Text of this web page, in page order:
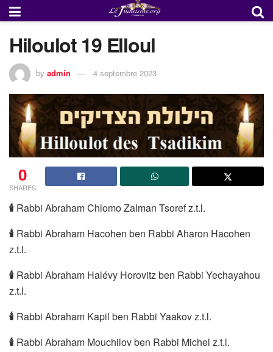
Hiloulot 19 Elloul
by admin 4 septembre 2023
0
SHARES
🕯 Rabbi Abraham Chlomo Zalman Tsoref z.t.l.
🕯 Rabbi Abraham Hacohen ben Rabbi Aharon Hacohen
z.t.l.
🕯 Rabbi Abraham Halévy Horovitz ben Rabbi Yechayahou
z.t.l.
🕯 Rabbi Abraham Kapil ben Rabbi Yaakov z.t.l.
🕯 Rabbi Abraham Mouchilov ben Rabbi Michel z.t.l.